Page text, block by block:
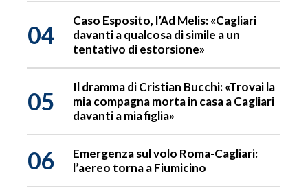
04
Caso Esposito, l’Ad Melis: «Cagliari
davanti a qualcosa di simile a un
tentativo di estorsione»
05
Il dramma di Cristian Bucchi: «Trovai la
mia compagna morta in casa a Cagliari
davanti a mia figlia»
06
Emergenza sul volo Roma-Cagliari:
l’aereo torna a Fiumicino